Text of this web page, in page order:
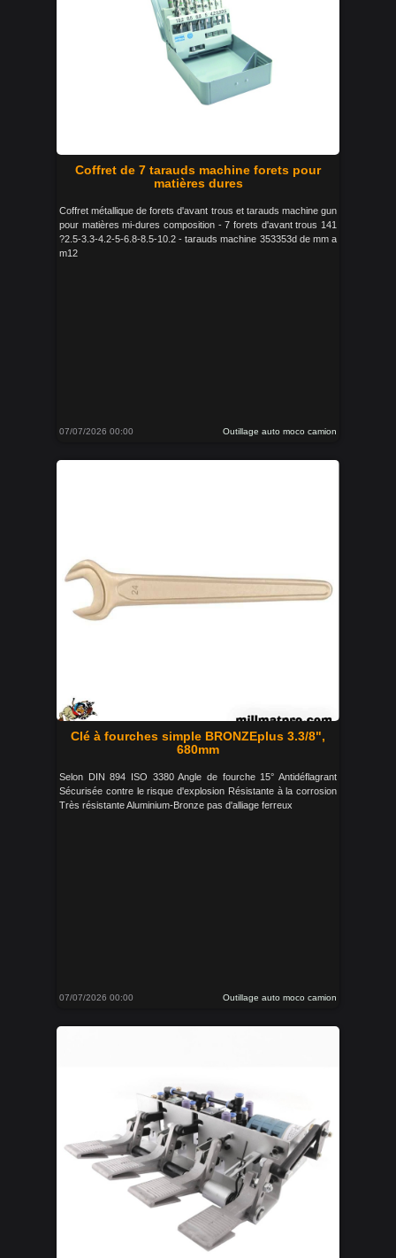
Coffret de 7 tarauds machine forets pour
matières dures
Coffret métallique de forets d'avant trous et tarauds machine gun
pour matières mi-dures composition - 7 forets d'avant trous 141
?2.5-3.3-4.2-5-6.8-8.5-10.2 - tarauds machine 353353d de mm a
m12
07/07/2026 00:00 Outillage auto moco camion
Clé à fourches simple BRONZEplus 3.3/8",
680mm
Selon DIN 894 ISO 3380 Angle de fourche 15° Antidéflagrant
Sécurisée contre le risque d'explosion Résistante à la corrosion
Très résistante Aluminium-Bronze pas d'alliage ferreux
07/07/2026 00:00 Outillage auto moco camion